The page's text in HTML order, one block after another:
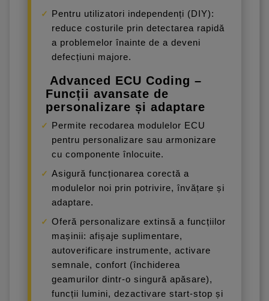
Pentru utilizatori independenți (DIY):
reduce costurile prin detectarea rapidă
a problemelor înainte de a deveni
defecțiuni majore.
Advanced ECU Coding –
Funcții avansate de
personalizare și adaptare
Permite recodarea modulelor ECU
pentru personalizare sau armonizare
cu componente înlocuite.
Asigură funcționarea corectă a
modulelor noi prin potrivire, învățare și
adaptare.
Oferă personalizare extinsă a funcțiilor
mașinii: afișaje suplimentare,
autoverificare instrumente, activare
semnale, confort (închiderea
geamurilor dintr-o singură apăsare),
funcții lumini, dezactivare start-stop și